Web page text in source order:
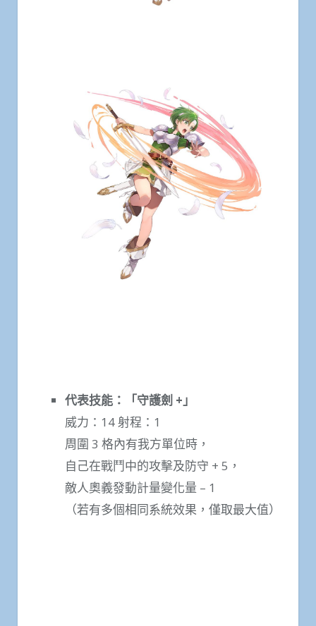
代表技能：「守護劍 + 」
威力：14 射程：1
周圍 3 格內有我方單位時，
自己在戰鬥中的攻擊及防守 + 5，
敵人奧義發動計量變化量 – 1
（若有多個相同系統效果，僅取最大值）